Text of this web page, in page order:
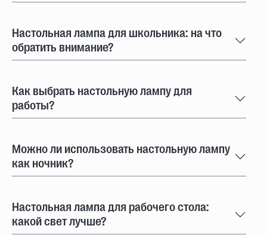
Настольная лампа для школьника: на что
обратить внимание?
Как выбрать настольную лампу для
работы?
Можно ли использовать настольную лампу
как ночник?
Настольная лампа для рабочего стола:
какой свет лучше?